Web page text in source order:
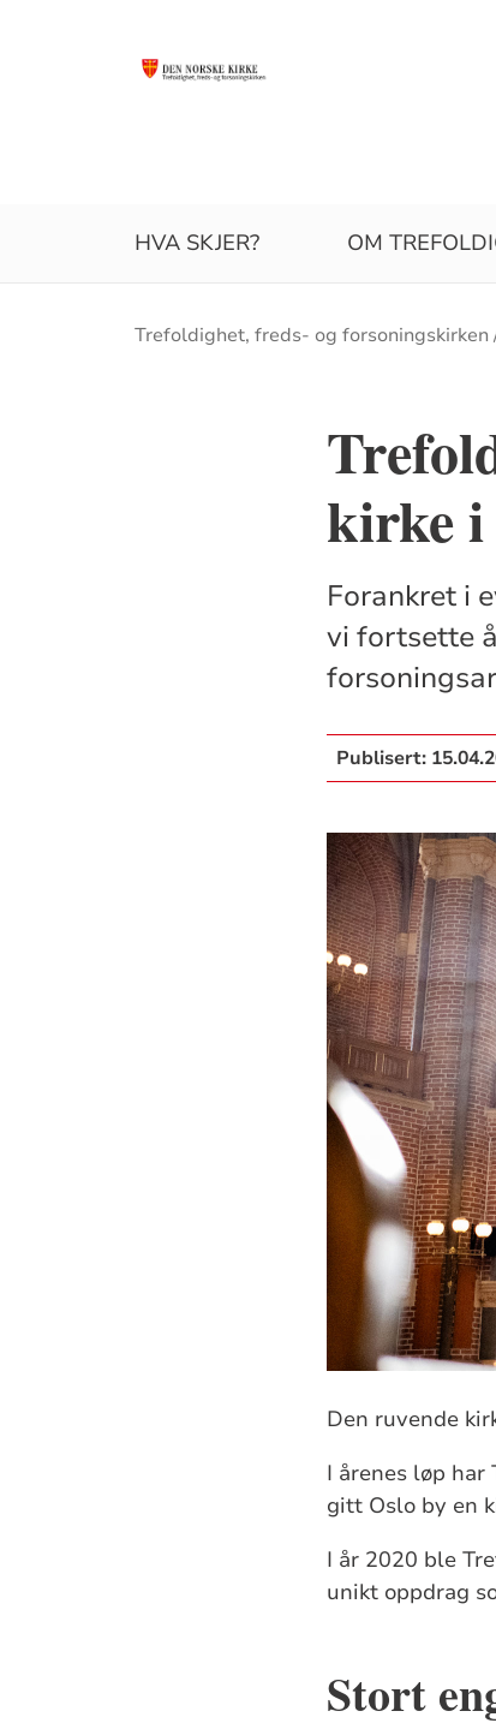
HVA SKJER? OM
Brødsmulesti
Trefoldighet, freds- og forsoningskirken
kirke i
Forankret i
vi fortsette
Publisert:
Den ruvende
I årenes løp
gitt Oslo by en
I år 2020 ble
unikt oppdrag
Stort